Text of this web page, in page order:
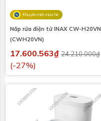
Khuyến mãi mùa hè
Nắp rửa điện tử INAX CW-H20VN
(CWH20VN)
17.600.563₫ 24.210.000₫
(-27%)